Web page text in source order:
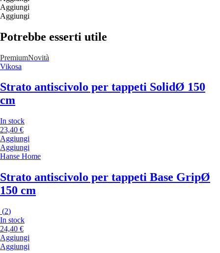
Aggiungi
Aggiungi
Potrebbe esserti utile
PremiumNovità
Vikosa
Strato antiscivolo per tappeti SolidØ 150
cm
In stock
23,40 €
Aggiungi
Aggiungi
Hanse Home
Strato antiscivolo per tappeti Base GripØ
150 cm
(2)
In stock
24,40 €
Aggiungi
Aggiungi